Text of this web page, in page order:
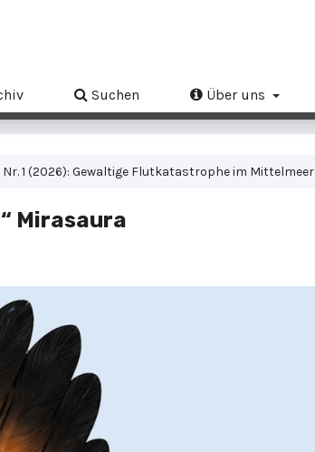
Suchen Über uns
Nr. 1 (2026): Gewaltige Flutkatastrophe im Mittelmeer
Mirasaura